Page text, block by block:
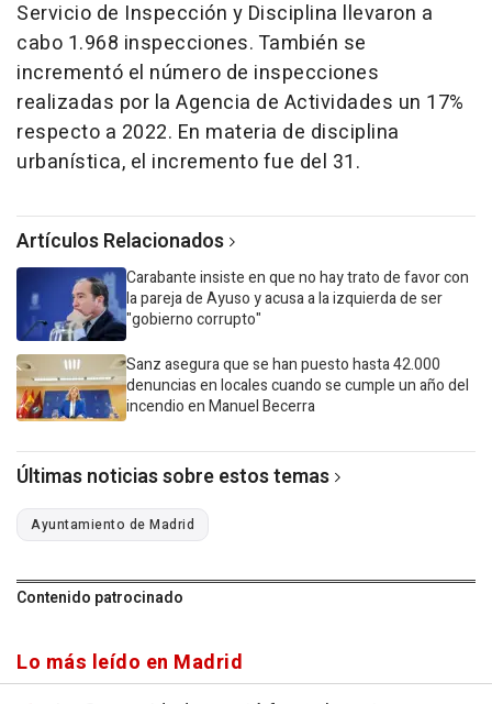
Servicio de Inspección y Disciplina llevaron a
cabo 1.968 inspecciones. También se
incrementó el número de inspecciones
realizadas por la Agencia de Actividades un 17%
respecto a 2022. En materia de disciplina
urbanística, el incremento fue del 31.
Artículos Relacionados
Carabante insiste en que no hay trato de favor con
la pareja de Ayuso y acusa a la izquierda de ser
"gobierno corrupto"
Sanz asegura que se han puesto hasta 42.000
denuncias en locales cuando se cumple un año del
incendio en Manuel Becerra
Últimas noticias sobre estos temas
Ayuntamiento de Madrid
Contenido patrocinado
Lo más leído en Madrid